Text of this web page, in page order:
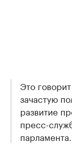
Это
зачастую
развитие
пресс-
парламента.